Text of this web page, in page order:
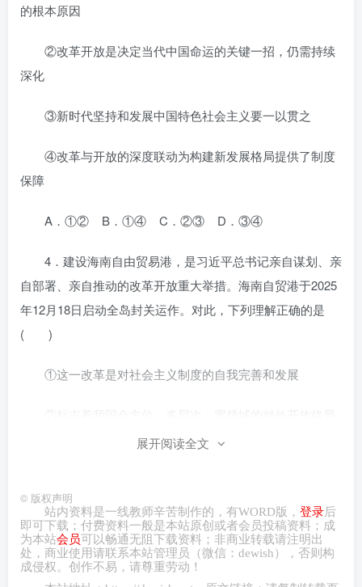
的根本原因
②改革开放是决定当代中国命运的关键一招，仍需持续
深化
③新时代坚持和发展中国特色社会主义要一以贯之
④改革与开放的深度联动为构建新发展格局提供了制度
保障
A．①② B．①④ C．②③ D．③④
4．建设海南自由贸易港，是习近平总书记亲自谋划、亲
自部署、亲自推动的改革开放重大举措。海南自贸港于2025
年12月18日启动全岛封关运作。对此，下列理解正确的是
( )
①这一改革是对社会主义制度的自我完善和发展
④我国顺利实现了党和国家工作中心战略转移
A．①③ B．①④ C．②③ D．②④
展开阅读全文
© 版权声明
站内资料是一线教师辛苦制作的，有WORD版， 登录后
即可下载；付费资料一般是本站原创或者会员投稿资料；成
为本站会员可以畅通无阻下载资料；非商业转载请注明出
处，商业使用请联系本站管理员（微信： dewish ），否则构
成侵权。创作不易，请尊重劳动！